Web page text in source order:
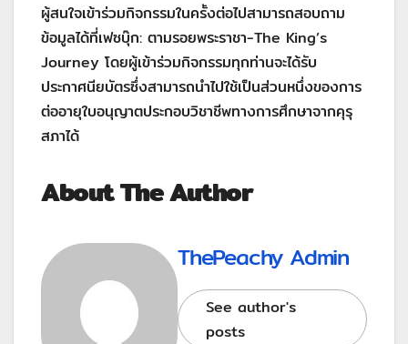
ผู้สนใจเข้าร่วมกิจกรรมในครั้งต่อไปสามารถสอบถาม
ข้อมูลได้ที่เฟซบุ๊ก: ตามรอยพระราชา-The King’s
Journey โดยผู้เข้าร่วมกิจกรรมทุกท่านจะได้รับ
ประกาศนียบัตรซึ่งสามารถนำไปใช้เป็นส่วนหนึ่งของการ
ต่ออายุใบอนุญาตประกอบวิชาชีพทางการศึกษาจากคุรุ
สภาได้
About The Author
ThePeachy Admin
See author's
posts